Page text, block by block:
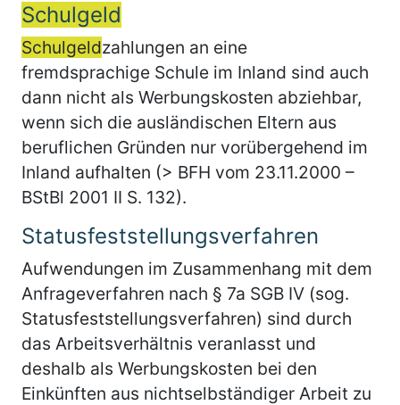
Schulgeld
Schulgeldzahlungen an eine
fremdsprachige Schule im Inland sind auch
dann nicht als Werbungskosten abziehbar,
wenn sich die ausländischen Eltern aus
beruflichen Gründen nur vorübergehend im
Inland aufhalten (> BFH vom 23.11.2000 –
BStBl 2001 II S. 132).
Statusfeststellungsverfahren
Aufwendungen im Zusammenhang mit dem
Anfrageverfahren nach § 7a SGB IV (sog.
Statusfeststellungsverfahren) sind durch
das Arbeitsverhältnis veranlasst und
deshalb als Werbungskosten bei den
Einkünften aus nichtselbständiger Arbeit zu